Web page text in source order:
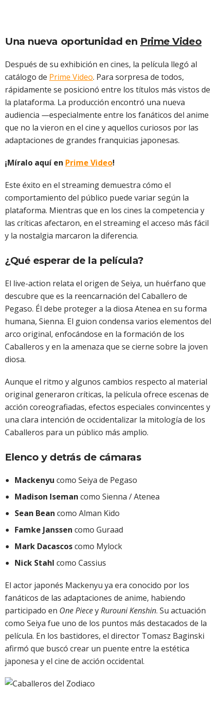
Una nueva oportunidad en Prime Video
Después de su exhibición en cines, la película llegó al
catálogo de Prime Video. Para sorpresa de todos,
rápidamente se posicionó entre los títulos más vistos de
la plataforma. La producción encontró una nueva
audiencia —especialmente entre los fanáticos del anime
que no la vieron en el cine y aquellos curiosos por las
adaptaciones de grandes franquicias japonesas.
¡Míralo aquí en Prime Video!
Este éxito en el streaming demuestra cómo el
comportamiento del público puede variar según la
plataforma. Mientras que en los cines la competencia y
las críticas afectaron, en el streaming el acceso más fácil
y la nostalgia marcaron la diferencia.
¿Qué esperar de la película?
El live-action relata el origen de Seiya, un huérfano que
descubre que es la reencarnación del Caballero de
Pegaso. Él debe proteger a la diosa Atenea en su forma
humana, Sienna. El guion condensa varios elementos del
arco original, enfocándose en la formación de los
Caballeros y en la amenaza que se cierne sobre la joven
diosa.
Aunque el ritmo y algunos cambios respecto al material
original generaron críticas, la película ofrece escenas de
acción coreografiadas, efectos especiales convincentes y
una clara intención de occidentalizar la mitología de los
Caballeros para un público más amplio.
Elenco y detrás de cámaras
Mackenyu como Seiya de Pegaso
Madison Iseman como Sienna / Atenea
Sean Bean como Alman Kido
Famke Janssen como Guraad
Mark Dacascoscomo Mylock
Nick Stahl como Cassius
El actor japonés Mackenyu ya era conocido por los
fanáticos de las adaptaciones de anime, habiendo
participado en One PieceyRurouni Kenshin. Su actuación
como Seiya fue uno de los puntos más destacados de la
película. En los bastidores, el director Tomasz Baginski
afirmó que buscó crear un puente entre la estética
japonesa y el cine de acción occidental.